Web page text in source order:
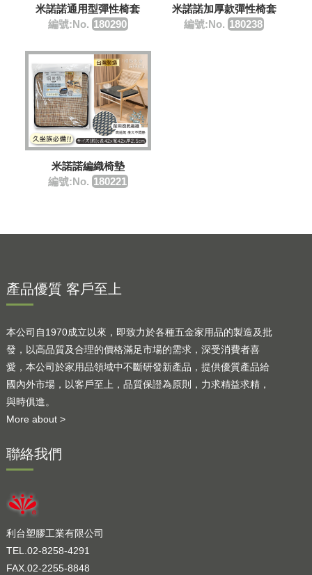
米諾諾通用型彈性椅套
編號:No. 180290
米諾諾加厚款彈性椅套
編號:No. 180238
米諾諾編織椅墊
編號:No. 180221
產品優質 客戶至上
本公司自1970成立以來，即致力於各種五金家用品的製造及批
發，以高品質及合理的價格滿足市場的需求，深受消費者喜
愛，本公司於家用品領域中不斷研發新產品，提供優質產品給
國內外市場，以客戶至上，品質保證為原則，力求精益求精，
與時俱進。
More about >
聯絡我們
利台塑膠工業有限公司
TEL.02-8258-4291
FAX.02-2255-8848